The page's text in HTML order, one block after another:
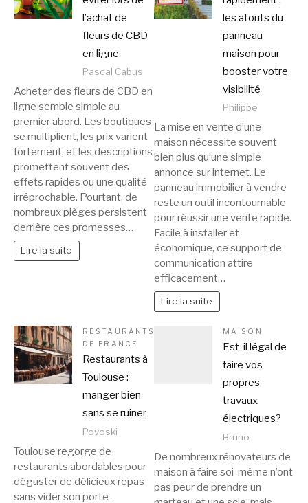
l’achat de
fleurs de CBD
en ligne
Pascal Cabus
Acheter des fleurs de CBD en
ligne semble simple au
premier abord. Les boutiques
se multiplient, les prix varient
fortement, et les descriptions
promettent souvent des
effets rapides ou une qualité
irréprochable. Pourtant, de
nombreux pièges persistent
derrière ces promesses…
Lire la suite
les atouts du
panneau
maison pour
booster votre
visibilité
Philippe
La mise en vente d’une
maison nécessite souvent
bien plus qu’une simple
annonce sur internet. Le
panneau immobilier à vendre
reste un outil incontournable
pour réussir une vente rapide.
Facile à installer et
économique, ce support de
communication attire
efficacement…
Lire la suite
RESTAURANTS
DE FRANCE
Restaurants à
Toulouse :
manger bien
sans se ruiner
Povoski
Toulouse regorge de
restaurants abordables pour
déguster de délicieux repas
sans vider son porte-
MAISON
Est-il légal de
faire vos
propres
travaux
électriques?
Bruno
De nombreux rénovateurs de
maison à faire soi-même n’ont
pas peur de prendre un